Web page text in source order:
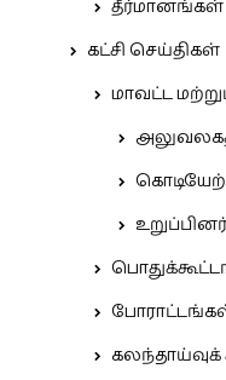
தீர்மானங்கள்
கட்சி செய்திகள்
மாவட்ட
அலுவலகத்